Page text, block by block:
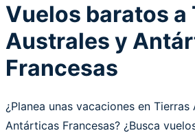
Vuelos baratos a
Australes y
Francesas
¿Planea unas vacaciones en Tierras
Antárticas Francesas? ¿Busca